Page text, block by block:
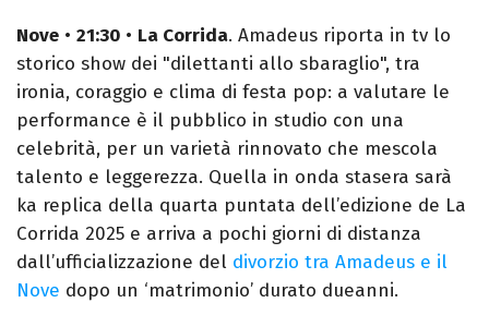
Nove • 21:30 • La Corrida. Amadeus riporta in tv lo
storico show dei "dilettanti allo sbaraglio", tra
ironia, coraggio e clima di festa pop: a valutare le
performance è il pubblico in studio con una
celebrità, per un varietà rinnovato che mescola
talento e leggerezza. Quella in onda stasera sarà
ka replica della quarta puntata dell’edizione de La
Corrida 2025 e arriva a pochi giorni di distanza
dall’ufficializzazione del divorzio tra Amadeus e il
Nove dopo un ‘matrimonio’ durato dueanni.